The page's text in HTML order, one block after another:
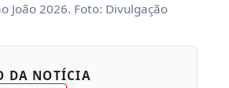
João 2026. Foto: Divulgação
DA NOTÍCIA